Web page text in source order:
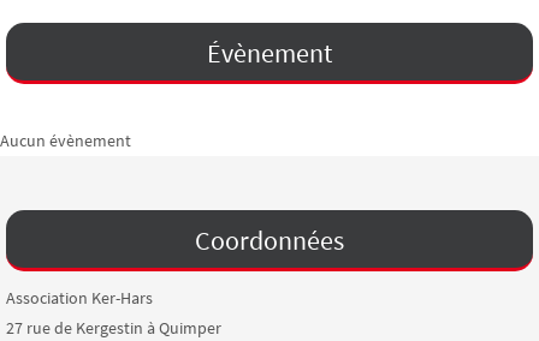
Évènement
Aucun évènement
Coordonnées
Association Ker-Hars
27 rue de Kergestin à Quimper